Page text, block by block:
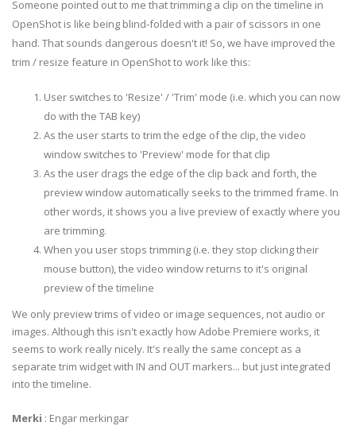
Someone pointed out to me that trimming a clip on the timeline in
OpenShot is like being blind-folded with a pair of scissors in one
hand. That sounds dangerous doesn't it! So, we have improved the
trim / resize feature in OpenShot to work like this:
User switches to 'Resize' / 'Trim' mode (i.e. which you can now
do with the TAB key)
As the user starts to trim the edge of the clip, the video
window switches to 'Preview' mode for that clip
As the user drags the edge of the clip back and forth, the
preview window automatically seeks to the trimmed frame. In
other words, it shows you a live preview of exactly where you
are trimming.
When you user stops trimming (i.e. they stop clicking their
mouse button), the video window returns to it's original
preview of the timeline
We only preview trims of video or image sequences, not audio or
images. Although this isn't exactly how Adobe Premiere works, it
seems to work really nicely. It's really the same concept as a
separate trim widget with IN and OUT markers... but just integrated
into the timeline.
Merki : Engar merkingar